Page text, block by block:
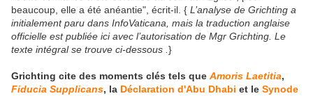
beaucoup, elle a été anéantie", écrit-il. { L’analyse de Grichting a
initialement paru dans InfoVaticana, mais la traduction anglaise
officielle est publiée ici avec l’autorisation de Mgr Grichting. Le
texte intégral se trouve ci-dessous . }
Grichting cite des moments clés tels que Amoris Laetitia,
Fiducia Supplicans, la Déclaration d'Abu Dhabi et le Synode